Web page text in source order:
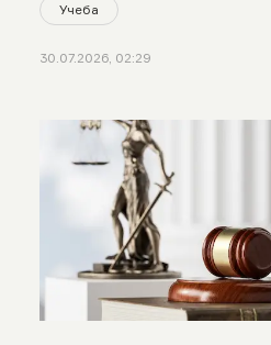
Учеба
30.07.2026, 02:29